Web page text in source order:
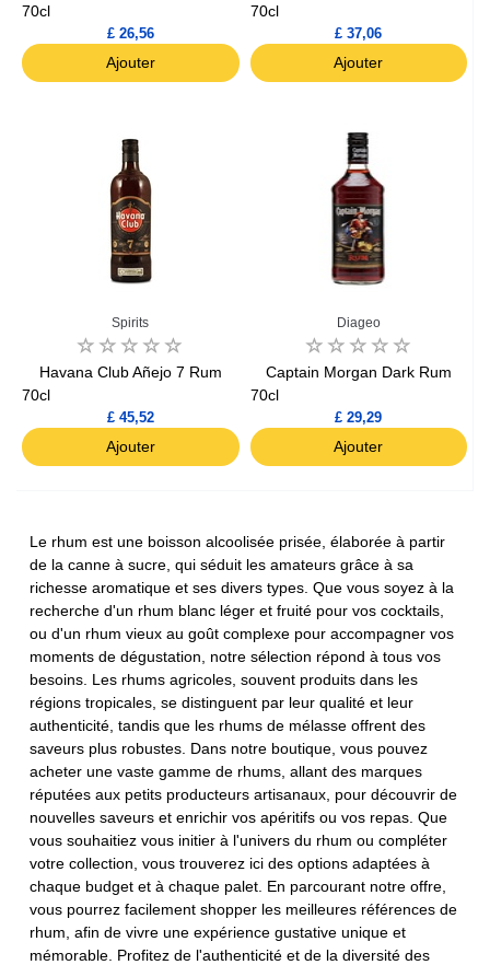
70cl
£ 26,56
Ajouter
70cl
£ 37,06
Ajouter
Spirits
Havana Club Añejo 7 Rum
70cl
£ 45,52
Ajouter
Diageo
Captain Morgan Dark Rum
70cl
£ 29,29
Ajouter
Le rhum est une boisson alcoolisée prisée, élaborée à partir
de la canne à sucre, qui séduit les amateurs grâce à sa
richesse aromatique et ses divers types. Que vous soyez à la
recherche d'un rhum blanc léger et fruité pour vos cocktails,
ou d'un rhum vieux au goût complexe pour accompagner vos
moments de dégustation, notre sélection répond à tous vos
besoins. Les rhums agricoles, souvent produits dans les
régions tropicales, se distinguent par leur qualité et leur
authenticité, tandis que les rhums de mélasse offrent des
saveurs plus robustes. Dans notre boutique, vous pouvez
acheter une vaste gamme de rhums, allant des marques
réputées aux petits producteurs artisanaux, pour découvrir de
nouvelles saveurs et enrichir vos apéritifs ou vos repas. Que
vous souhaitiez vous initier à l'univers du rhum ou compléter
votre collection, vous trouverez ici des options adaptées à
chaque budget et à chaque palet. En parcourant notre offre,
vous pourrez facilement shopper les meilleures références de
rhum, afin de vivre une expérience gustative unique et
mémorable. Profitez de l'authenticité et de la diversité des